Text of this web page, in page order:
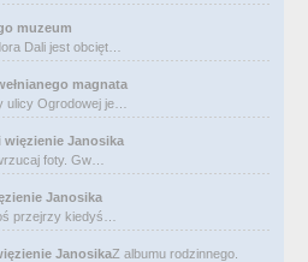
muzeum
Dali jest obcięt…
magnata
ulicy Ogrodowej je…
więzienie Janosika
foty. Gw…
Janosika
przejrzy kiedyś…
JanosikaZ albumu rodzinnego.